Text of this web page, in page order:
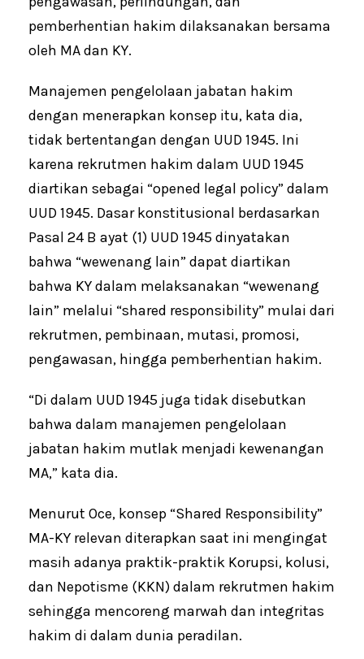
pemberhentian hakim dilaksanakan bersama
oleh MA dan KY.
Manajemen pengelolaan jabatan hakim
dengan menerapkan konsep itu, kata dia,
tidak bertentangan dengan UUD 1945. Ini
karena rekrutmen hakim dalam UUD 1945
diartikan sebagai “opened legal policy” dalam
UUD 1945. Dasar konstitusional berdasarkan
Pasal 24 B ayat (1) UUD 1945 dinyatakan
bahwa “wewenang lain” dapat diartikan
bahwa KY dalam melaksanakan “wewenang
lain” melalui “shared responsibility” mulai dari
rekrutmen, pembinaan, mutasi, promosi,
pengawasan, hingga pemberhentian hakim.
“Di dalam UUD 1945 juga tidak disebutkan
bahwa dalam manajemen pengelolaan
jabatan hakim mutlak menjadi kewenangan
MA,” kata dia.
Menurut Oce, konsep “Shared Responsibility”
MA-KY relevan diterapkan saat ini mengingat
masih adanya praktik-praktik Korupsi, kolusi,
dan Nepotisme (KKN) dalam rekrutmen hakim
sehingga mencoreng marwah dan integritas
hakim di dalam dunia peradilan.